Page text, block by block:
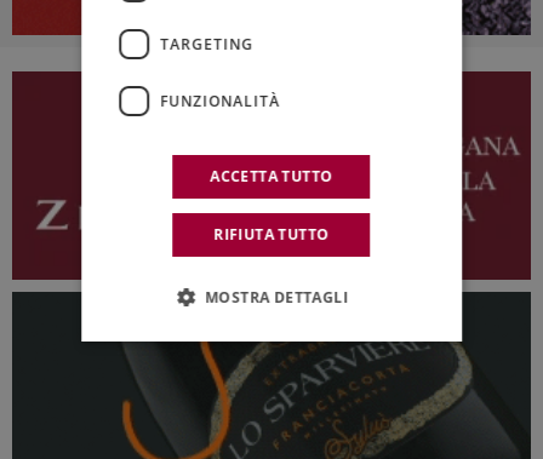
TARGETING
FUNZIONALITÀ
ACCETTA TUTTO
RIFIUTA TUTTO
MOSTRA DETTAGLI